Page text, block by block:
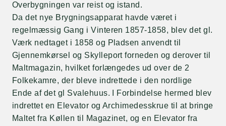
Overbygningen var reist og istand.
Da det nye Brygningsapparat havde været i
regelmæssig Gang i Vinteren 1857-1858, blev det gl.
Værk nedtaget i 1858 og Pladsen anvendt til
Gjennemkørsel og Skylleport forneden og derover til
Maltmagazin, hvilket forlængedes ud over de 2
Folkekamre, der bleve indrettede i den nordlige
Ende af det gl Svalehuus. I Forbindelse hermed blev
indrettet en Elevator og Archimedesskrue til at bringe
Maltet fra Køllen til Magazinet, og en Elevator fra